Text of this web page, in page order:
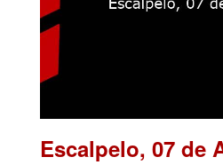
Escalpelo, 07 de